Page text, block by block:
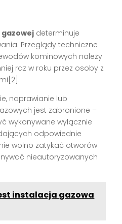
determinuje
Przeglądy techniczne
kominowych należy
raz w roku przez osoby z
naprawianie lub
jest zabronione –
wykonywane wyłącznie
odpowiednie
wolno zatykać otworów
nieautoryzowanych
instalacja gazowa